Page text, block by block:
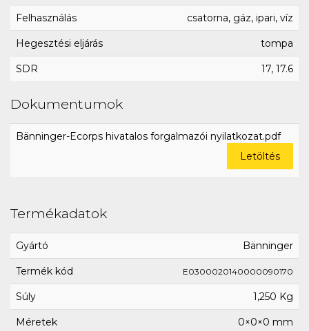
Felhasználás csatorna, gáz, ipari, víz
Hegesztési eljárás tompa
SDR 17, 17.6
Dokumentumok
Bänninger-Ecorps hivatalos forgalmazói nyilatkozat.pdf
Letöltés
Termékadatok
Gyártó Bänninger
Termék kód E0300020140000090170
Súly 1,250 Kg
Méretek 0×0×0 mm